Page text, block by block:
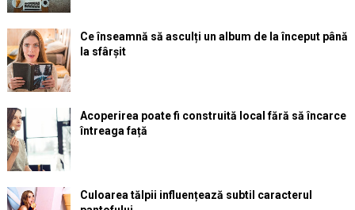
Ce înseamnă să asculți un album de la început până
la sfârșit
Acoperirea poate fi construită local fără să încarce
întreaga față
Culoarea tălpii influențează subtil caracterul